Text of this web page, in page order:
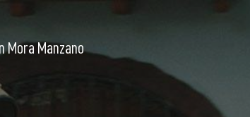
Mora Manzano